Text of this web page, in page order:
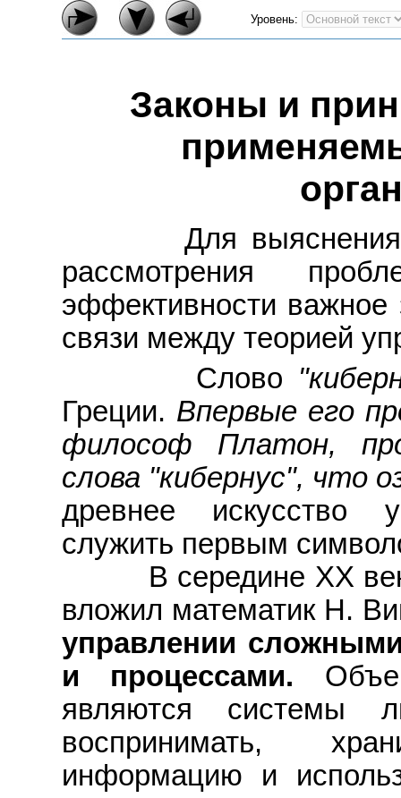
Уровень:
Законы и
Для выяснения
рассмотрения
эффективности важное
связи между теорией
Слово
Греции. Впервые его
философ Платон,
слова "кибернус", что
древнее искусство
служить первым
В середине ХХ
вложил математик Н.
управлении
и процессами.
являются системы
воспринимать,
информацию и